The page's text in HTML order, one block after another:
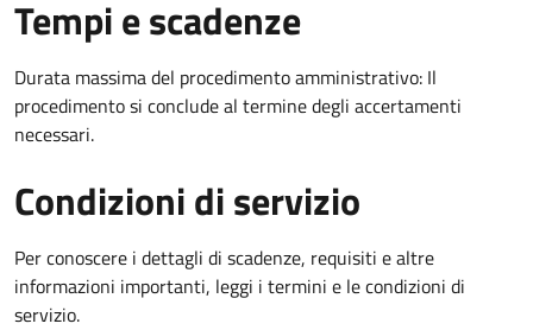
Tempi e scadenze
Durata massima del procedimento amministrativo: Il
procedimento si conclude al termine degli accertamenti
necessari.
Condizioni di servizio
Per conoscere i dettagli di scadenze, requisiti e altre
informazioni importanti, leggi i termini e le condizioni di
servizio.